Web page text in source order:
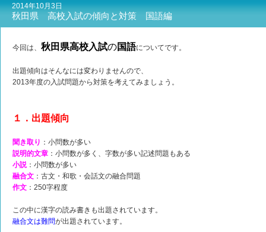
2014年10月3日
秋田県 高校入試の傾向と対策 国語編
今回は、 秋田県高校入試の国語についてです。
出題傾向はそんなには変わりませんので、
2013年度の入試問題から対策を考えてみましょう。
１．出題傾向
聞き取り ：小問数が多い
説明的文章 ：小問数が多く、字数が多い記述問題もある
小説：小問数が多い
融合文 ：古文・和歌・会話文の融合問題
作文 ：250字程度
この中に漢字の読み書きも出題されています。
融合文は難問が出題されています。